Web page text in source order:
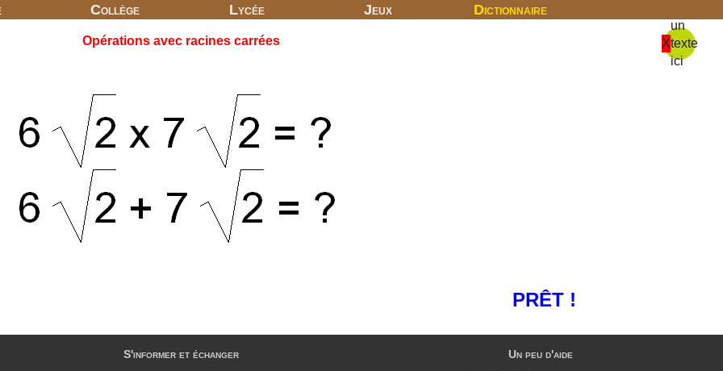
Collège Lycée Jeux Dictionnaire
X
un
texte
ici
Opérations avec racines carrées
PRÊT !
S'informer et échanger
Un peu d'aide